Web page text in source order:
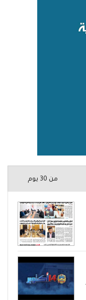
من 30 يوم